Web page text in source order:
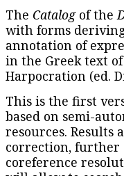
The Catalogof the
with forms
annotation of
in the Greek text
Harpocration (ed.
This is the first
based on semi-
resources. Results
correction, further
coreference